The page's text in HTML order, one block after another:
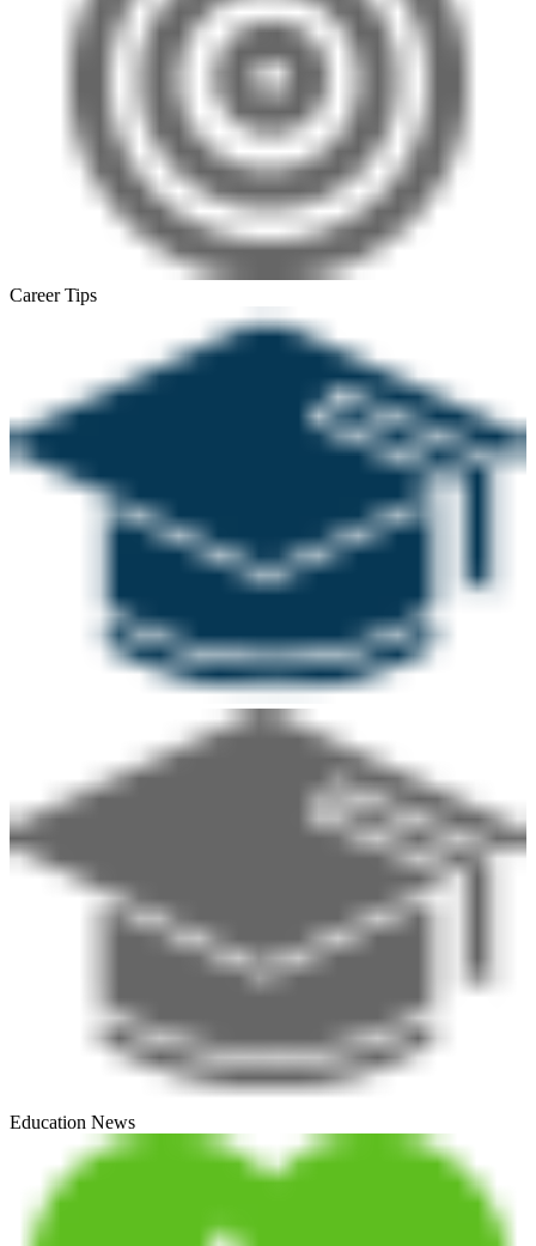
Career Tips
Education News